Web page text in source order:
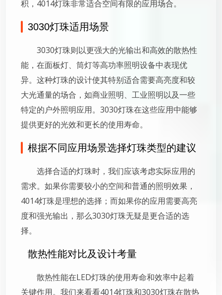
积，4014灯珠非常适合空间有限的应用场合。
3030灯珠适用场景
3030灯珠则以更强大的光输出和高效的散热性
能，在面板灯、筒灯等高功率照明设备中表现优
异。这种灯珠的设计使其特别适合需要高亮度和较
大光通量的场合，如商业照明、工业照明以及一些
特定的户外照明应用。3030灯珠在这些应用中能够
提供更好的光效和更长的使用寿命。
根据不同应用场景选择灯珠类型的建议
选择合适的灯珠时，我们应该考虑实际应用的
需求。如果你需要较小的空间和普通的照明效果，
4014灯珠是理想的选择；而如果你的应用需要高亮
度和强光输出，那么3030灯珠无疑是更合适的选
择。
散热性能对比及设计考量
散热性能在LED灯珠的使用寿命和效率中起着
关键作用。我们来看看4014灯珠和3030灯珠在散热